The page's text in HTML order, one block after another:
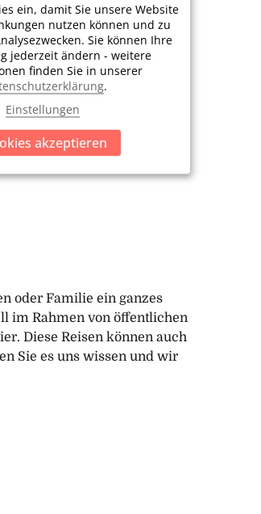
oder Familie ein ganzes
im Rahmen von öffentlichen
Diese Reisen können auch
Sie es uns wissen und wir
ein, damit Sie unsere Website
nutzen können und zu
Sie können Ihre
jederzeit ändern - weitere
finden Sie in unserer
.
Einstellungen
akzeptieren